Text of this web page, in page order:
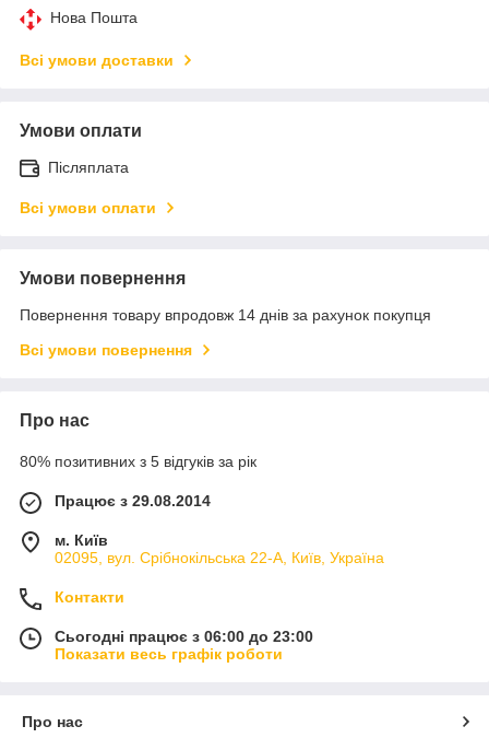
Нова Пошта
Всі умови доставки
Умови оплати
Післяплата
Всі умови оплати
Умови повернення
Повернення товару впродовж 14 днів за рахунок покупця
Всі умови повернення
Про нас
80% позитивних з 5 відгуків за рік
Працює з 29.08.2014
м. Київ
02095, вул. Срібнокільська 22-А, Київ, Україна
Контакти
Сьогодні працює з 06:00 до 23:00
Показати весь графік роботи
Про нас